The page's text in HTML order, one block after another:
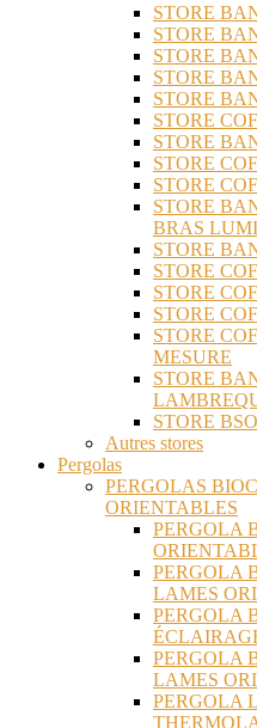
STORE
STORE
STORE
STORE
STORE
STORE
STORE
STORE
STORE
STORE
BRAS
STORE
STORE
STORE
STORE
STORE
MESURE
STORE
STORE
Autres stores
Pergolas
PERGOLAS
ORIENTABLES
PERGOLA
PERGOLA
LAMES
PERGOLA
PERGOLA
LAMES
PERGOLA